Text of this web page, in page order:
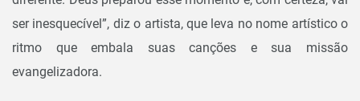
ser inesquecível”, diz o artista, que leva no nome artístico o
ritmo que embala suas canções e sua missão
evangelizadora.